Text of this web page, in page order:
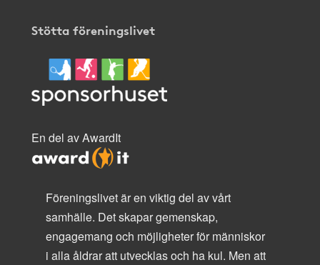
Stötta föreningslivet
En del av AwardIt
Föreningslivet är en viktig del av vårt
samhälle. Det skapar gemenskap,
engagemang och möjligheter för människor
i alla åldrar att utvecklas och ha kul. Men att